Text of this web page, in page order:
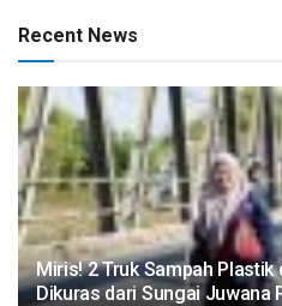
Recent News
​Miris! 2 Truk Sampah Plastik
Dikuras dari Sungai Juwana